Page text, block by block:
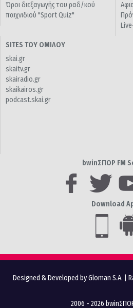
Όροι διεξαγωγής του ραδ/κού
παιχνιδιού "Sport Quiz"
SITES ΤΟΥ ΟΜΙΛΟΥ
skai.gr
skaitv.gr
skairadio.gr
skaikairos.gr
podcast.skai.gr
bwinΣΠΟΡ FM
Download
Designed & Developed by Gloman S.A.
2006 - 2026